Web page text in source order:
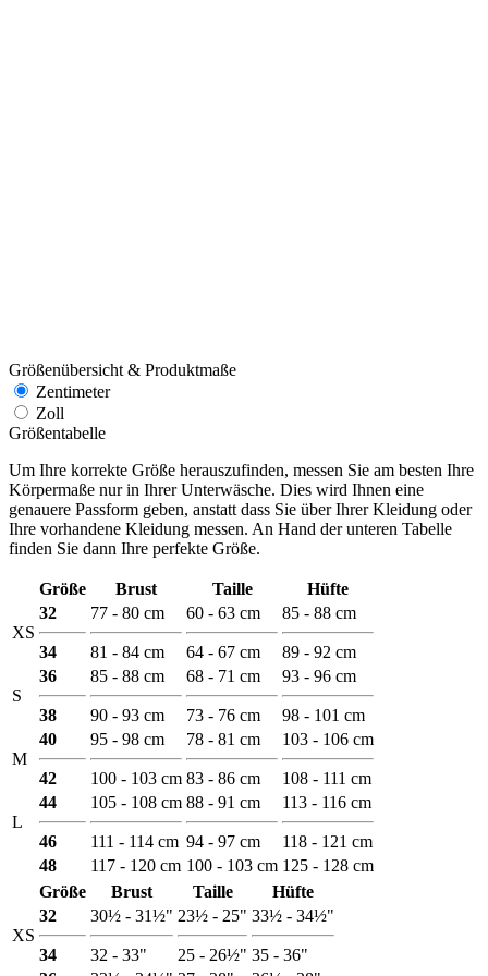
Größenübersicht & Produktmaße
Zentimeter
Zoll
Größentabelle
Um Ihre korrekte Größe herauszufinden, messen Sie am besten Ihre
Körpermaße nur in Ihrer Unterwäsche. Dies wird Ihnen eine
genauere Passform geben, anstatt dass Sie über Ihrer Kleidung oder
Ihre vorhandene Kleidung messen. An Hand der unteren Tabelle
finden Sie dann Ihre perfekte Größe.
Größe Brust Taille Hüfte
XS
32
34
77 - 80 cm
81 - 84 cm
60 - 63 cm
64 - 67 cm
85 - 88 cm
89 - 92 cm
S
36
38
85 - 88 cm
90 - 93 cm
68 - 71 cm
73 - 76 cm
93 - 96 cm
98 - 101 cm
M
40
42
95 - 98 cm
100 - 103 cm
78 - 81 cm
83 - 86 cm
103 - 106 cm
108 - 111 cm
L
44
46
105 - 108 cm
111 - 114 cm
88 - 91 cm
94 - 97 cm
113 - 116 cm
118 - 121 cm
48
117 - 120 cm 100 - 103 cm 125 - 128 cm
Größe
Brust Taille Hüfte
XS
32
34
30½ - 31½"
32 - 33"
23½ - 25"
25 - 26½"
33½ - 34½"
35 - 36"